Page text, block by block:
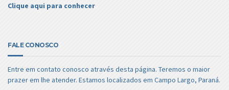
Clique aqui para conhecer
FALE CONOSCO
Entre em contato conosco através desta página. Teremos o maior
prazer em lhe atender. Estamos localizados em Campo Largo, Paraná.